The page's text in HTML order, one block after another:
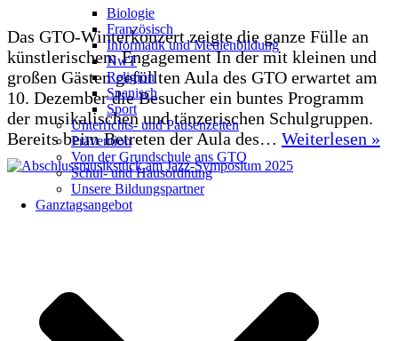
Biologie
Französisch
Informatik und Medienbildung
NwT
Religion
Spanisch
Sport
Unterrichts- und Pausenzeiten
Prävention
Von der Grundschule ans GTO
Schul- und Hausordnung
Unsere Bildungspartner
Ganztagsangebot
Das GTO-Winterkonzert zeigte die ganze Fülle an
künstlerischem Engagement In der mit kleinen und
großen Gästen gefüllten Aula des GTO erwartet am
10. Dezember die Besucher ein buntes Programm
der musikalischen und tänzerischen Schulgruppen.
Bereits beim Betreten der Aula des… Weiterlesen »